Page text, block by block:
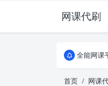
网课代刷
AI论文写
全能网课
全能网课
首页 网课